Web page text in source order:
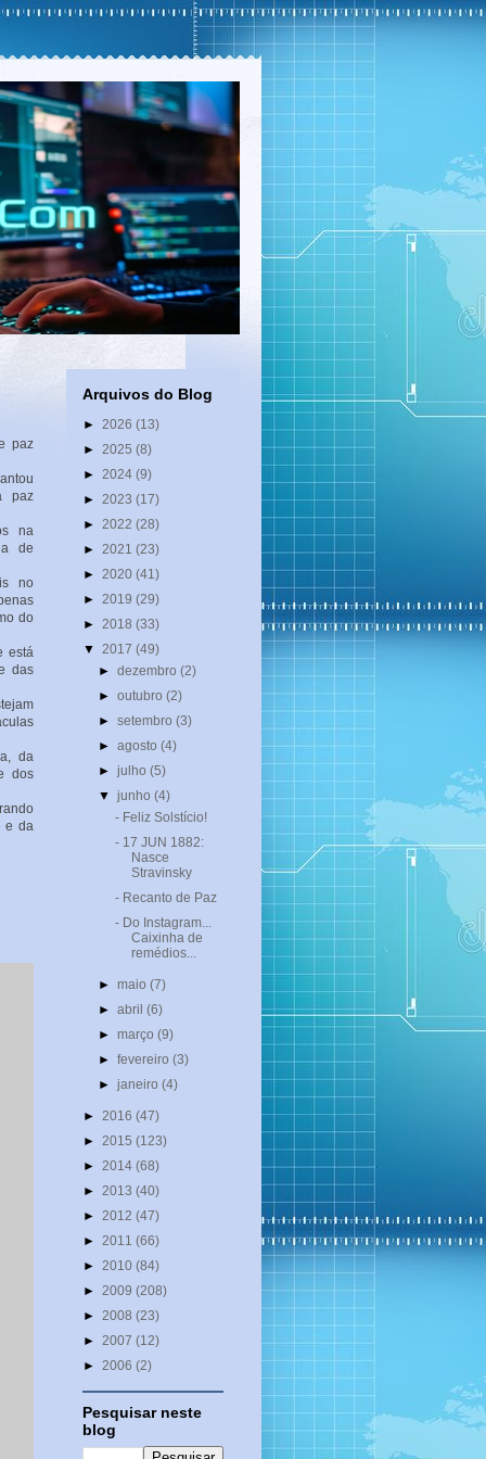
paz
paz
na
de
no
do
está
das
da
dos
e da
Arquivos do Blog
► 2026 (13)
► 2025 (8)
► 2024 (9)
► 2023 (17)
► 2022 (28)
► 2021 (23)
► 2020 (41)
► 2019 (29)
► 2018 (33)
▼ 2017 (49)
►dezembro(2)
►outubro(2)
►setembro(3)
►agosto(4)
►julho(5)
▼junho(4)
- Feliz Solstício!
- 17 JUN 1882:
Nasce
Stravinsky
- Recanto de Paz
- Do Instagram...
Caixinha de
remédios...
►maio(7)
►abril(6)
►março(9)
►fevereiro(3)
►janeiro(4)
► 2016 (47)
► 2015 (123)
► 2014 (68)
► 2013 (40)
► 2012 (47)
► 2011 (66)
► 2010 (84)
► 2009 (208)
► 2008 (23)
► 2007 (12)
► 2006 (2)
Pesquisar neste
blog